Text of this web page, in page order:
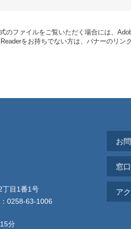
のファイルをご覧いただく場合には、
をお持ちでない方は、バナーのリン
丁目1番1号
0258-63-1006
分
お
窓
ア